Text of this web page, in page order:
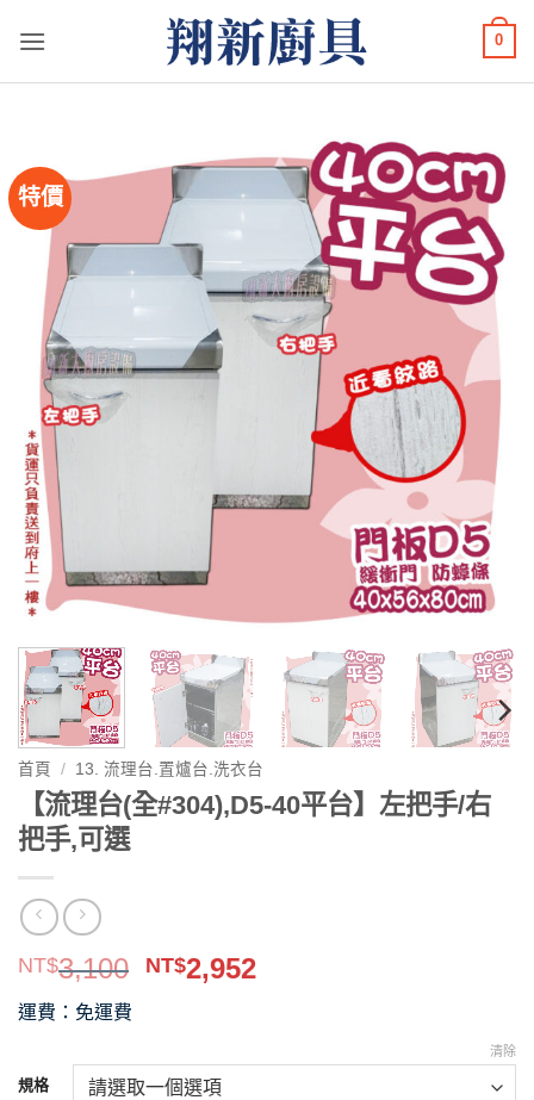
0
特價
首頁 / 13. 流理台.置爐台.洗衣台
【流理台(全#304),D5-40平台】左把手/右
把手,可選
NT$3,100 原
NT$3,100。
NT$2,952目
運費：免運費
規格
清除